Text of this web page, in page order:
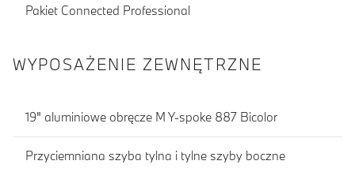
Pakiet Connected Professional
WYPOSAŻENIE ZEWNĘTRZNE
19" aluminiowe obręcze M Y-spoke 887 Bicolor
Przyciemniana szyba tylna i tylne szyby boczne